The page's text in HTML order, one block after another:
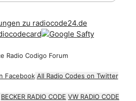
Radio Codigo Forum
Facebook All Radio Codes on Twitter
BECKER RADIO CODE VW RADIO CODE